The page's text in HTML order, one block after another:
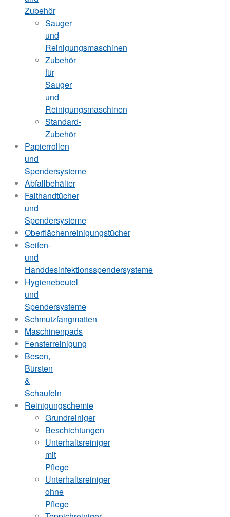
Zubehör
Sauger
und
Reinigungsmaschinen
Zubehör
für
Sauger
und
Reinigungsmaschinen
Standard-
Zubehör
Papierrollen
und
Spendersysteme
Abfallbehälter
Falthandtücher
und
Spendersysteme
Oberflächenreinigungstücher
Seifen-
und
Handdesinfektionsspendersysteme
Hygienebeutel
und
Spendersysteme
Schmutzfangmatten
Maschinenpads
Fensterreinigung
Besen,
Bürsten
&
Schaufeln
Reinigungschemie
Grundreiniger
Beschichtungen
Unterhaltsreiniger
mit
Pflege
Unterhaltsreiniger
ohne
Pflege